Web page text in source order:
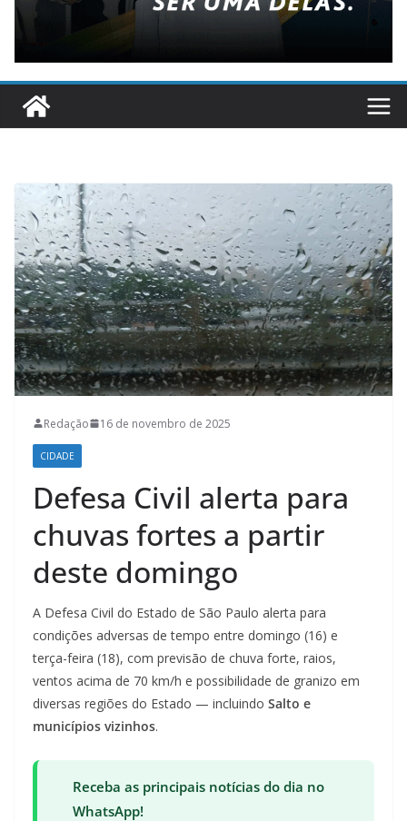
Redação 16 de novembro de 2025
CIDADE
Defesa Civil alerta para
chuvas fortes a partir
deste domingo
A Defesa Civil do Estado de São Paulo alerta para
condições adversas de tempo entre domingo (16) e
terça-feira (18), com previsão de chuva forte, raios,
ventos acima de 70 km/h e possibilidade de granizo em
diversas regiões do Estado — incluindo Salto e
municípios vizinhos.
Receba as principais notícias do dia no
WhatsApp!